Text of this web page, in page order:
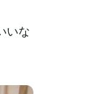
いな